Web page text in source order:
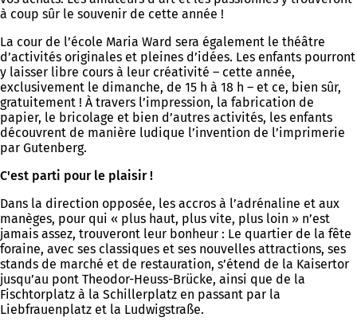
à coup sûr le souvenir de cette année !
La cour de l’école Maria Ward sera également le théâtre
d’activités originales et pleines d’idées. Les enfants pourront
y laisser libre cours à leur créativité – cette année,
exclusivement le dimanche, de 15 h à 18 h – et ce, bien sûr,
gratuitement ! À travers l’impression, la fabrication de
papier, le bricolage et bien d’autres activités, les enfants
découvrent de manière ludique l’invention de l’imprimerie
par Gutenberg.
C'est parti pour le plaisir !
Dans la direction opposée, les accros à l’adrénaline et aux
manèges, pour qui « plus haut, plus vite, plus loin » n’est
jamais assez, trouveront leur bonheur : Le quartier de la fête
foraine, avec ses classiques et ses nouvelles attractions, ses
stands de marché et de restauration, s’étend de la Kaisertor
jusqu’au pont Theodor-Heuss-Brücke, ainsi que de la
Fischtorplatz à la Schillerplatz en passant par la
Liebfrauenplatz et la Ludwigstraße.